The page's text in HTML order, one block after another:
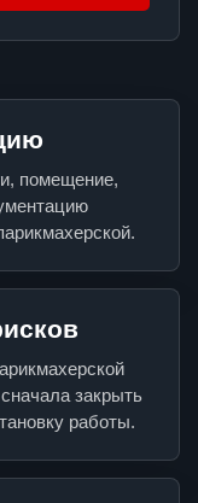
помещение,
закрыть
работы.